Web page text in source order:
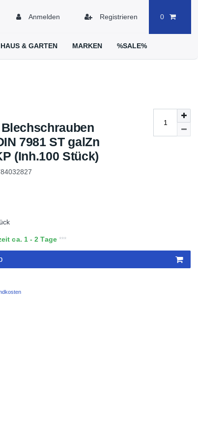
Anmelden Registrieren 0
HAUS & GARTEN MARKEN %SALE%
7981 ST galZn
(Inh.100 Stück)
ca. 1 - 2 Tage